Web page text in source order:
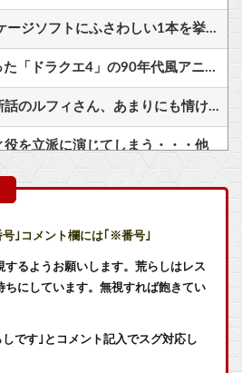
PlayStation最後のパッケージソフトにふさわしい1本を挙げるスレ
【動画】素人がAIで作った「ドラクエ4」の90年代風アニメのクオリティが凄すぎる件
【画像】ワンピース最新話のルフィさん、あまりにも情けなさ過ぎて炎上ｗｗｗｗ他
を立派に演じてしまう・・・他
他
ウサギ 他
｣コメント欄には｢※番号｣
するようお願いします。荒らしはレス
ちにしています。無視すれば飽きてい
です｣とコメント記入でスグ対応し